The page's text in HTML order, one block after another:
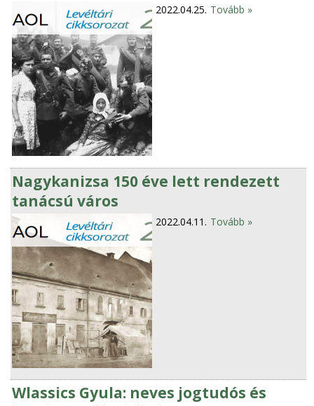
2022.04.25. Tovább »
Nagykanizsa 150 éve lett rendezett
tanácsú város
2022.04.11. Tovább »
Wlassics Gyula: neves jogtudós és